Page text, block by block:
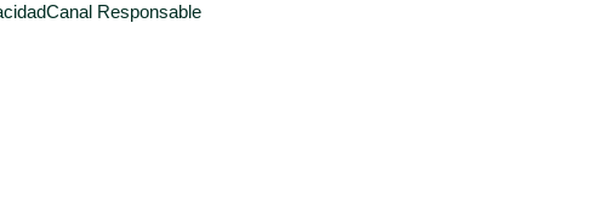
Canal Responsable